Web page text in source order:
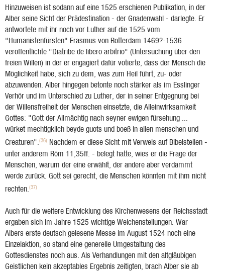
Hinzuweisen ist sodann auf eine 1525 erschienen Publikation, in der
Alber seine Sicht der Prädestination - der Gnadenwahl - darlegte. Er
antwortete mit ihr noch vor Luther auf die 1525 vom
"Humanistenfürsten" Erasmus von Rotterdam 1469?-1536
veröffentlichte "Diatribe de libero arbitrio" (Untersuchung über den
freien Willen) in der er engagiert dafür votierte, dass der Mensch die
Möglichkeit habe, sich zu dem, was zum Heil führt, zu- oder
abzuwenden. Alber hingegen betonte noch stärker als im Esslinger
Verhör und im Unterschied zu Luther, der in seiner Entgegnung bei
der Willensfreiheit der Menschen einsetzte, die Alleinwirksamkeit
Gottes: "Gott der Allmächtig nach seyner ewigen fürsehung ...
würket mechtigklich beyde guots und boeß in allen menschen und
Creaturen".(36) Nachdem er diese Sicht mit Verweis auf Bibelstellen -
unter anderem Röm 11,35ff. - belegt hatte, wies er die Frage der
Menschen, warum der eine erwählt, der andere aber verdammt
werde zurück. Gott sei gerecht, die Menschen könnten mit ihm nicht
rechten.(37)
Auch für die weitere Entwicklung des Kirchenwesens der Reichsstadt
ergaben sich im Jahre 1525 wichtige Weichenstellungen. War
Albers erste deutsch gelesene Messe im August 1524 noch eine
Einzelaktion, so stand eine generelle Umgestaltung des
Gottesdienstes noch aus. Als Verhandlungen mit den altgläubigen
Geistlichen kein akzeptables Ergebnis zeitigten, brach Alber sie ab